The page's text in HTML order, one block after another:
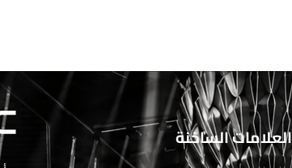
العلامات الساخنة